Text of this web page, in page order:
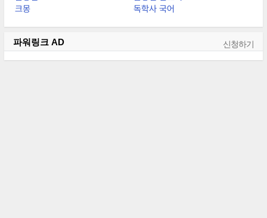
크몽
독학사 국어
파워링크 AD 신청하기